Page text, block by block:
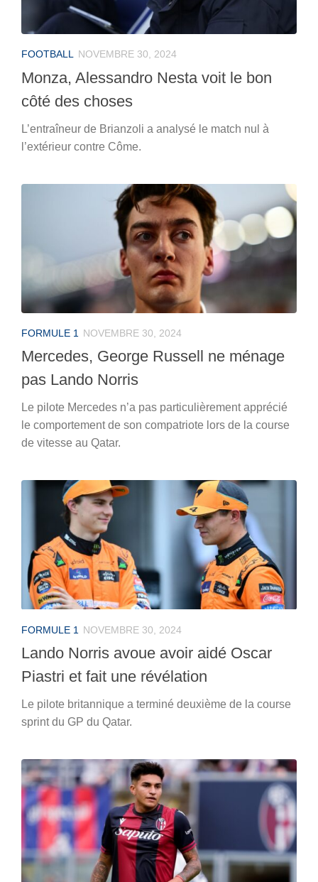
FOOTBALL NOVEMBRE 30, 2024
Monza, Alessandro Nesta voit le bon
côté des choses
L’entraîneur de Brianzoli a analysé le match nul à
l’extérieur contre Côme.
FORMULE 1 NOVEMBRE 30, 2024
Mercedes, George Russell ne ménage
pas Lando Norris
Le pilote Mercedes n’a pas particulièrement apprécié
le comportement de son compatriote lors de la course
de vitesse au Qatar.
FORMULE 1 NOVEMBRE 30, 2024
Lando Norris avoue avoir aidé Oscar
Piastri et fait une révélation
Le pilote britannique a terminé deuxième de la course
sprint du GP du Qatar.